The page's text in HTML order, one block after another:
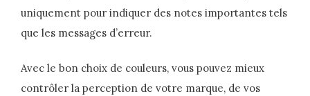
uniquement pour indiquer des notes importantes tels
que les messages d’erreur.
Avec le bon choix de couleurs, vous pouvez mieux
contrôler la perception de votre marque, de vos